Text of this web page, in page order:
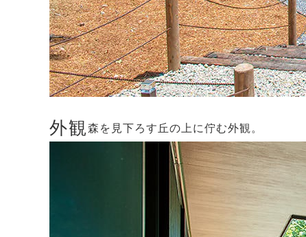
外観森を見下ろす丘の上に佇む外観。